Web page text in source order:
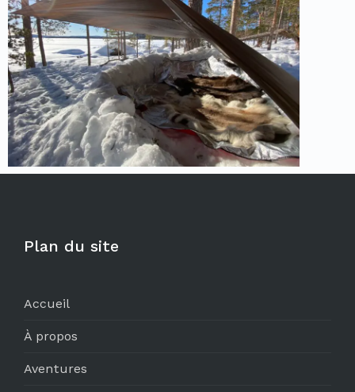
Plan du site
Accueil
À propos
Aventures